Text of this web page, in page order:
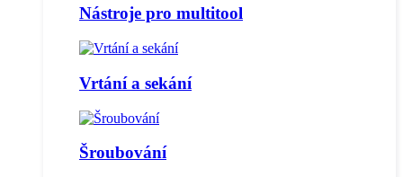
Nástroje pro multitool
Vrtání a sekání
Šroubování